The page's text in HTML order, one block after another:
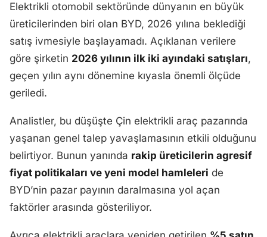
Elektrikli otomobil sektöründe dünyanın en büyük
üreticilerinden biri olan BYD, 2026 yılına beklediği
satış ivmesiyle başlayamadı. Açıklanan verilere
göre şirketin 2026 yılının ilk iki ayındaki satışları,
geçen yılın aynı dönemine kıyasla önemli ölçüde
geriledi.
Analistler, bu düşüşte Çin elektrikli araç pazarında
yaşanan genel talep yavaşlamasının etkili olduğunu
belirtiyor. Bunun yanında rakip üreticilerin agresif
fiyat politikaları ve yeni model hamleleri de
BYD’nin pazar payının daralmasına yol açan
faktörler arasında gösteriliyor.